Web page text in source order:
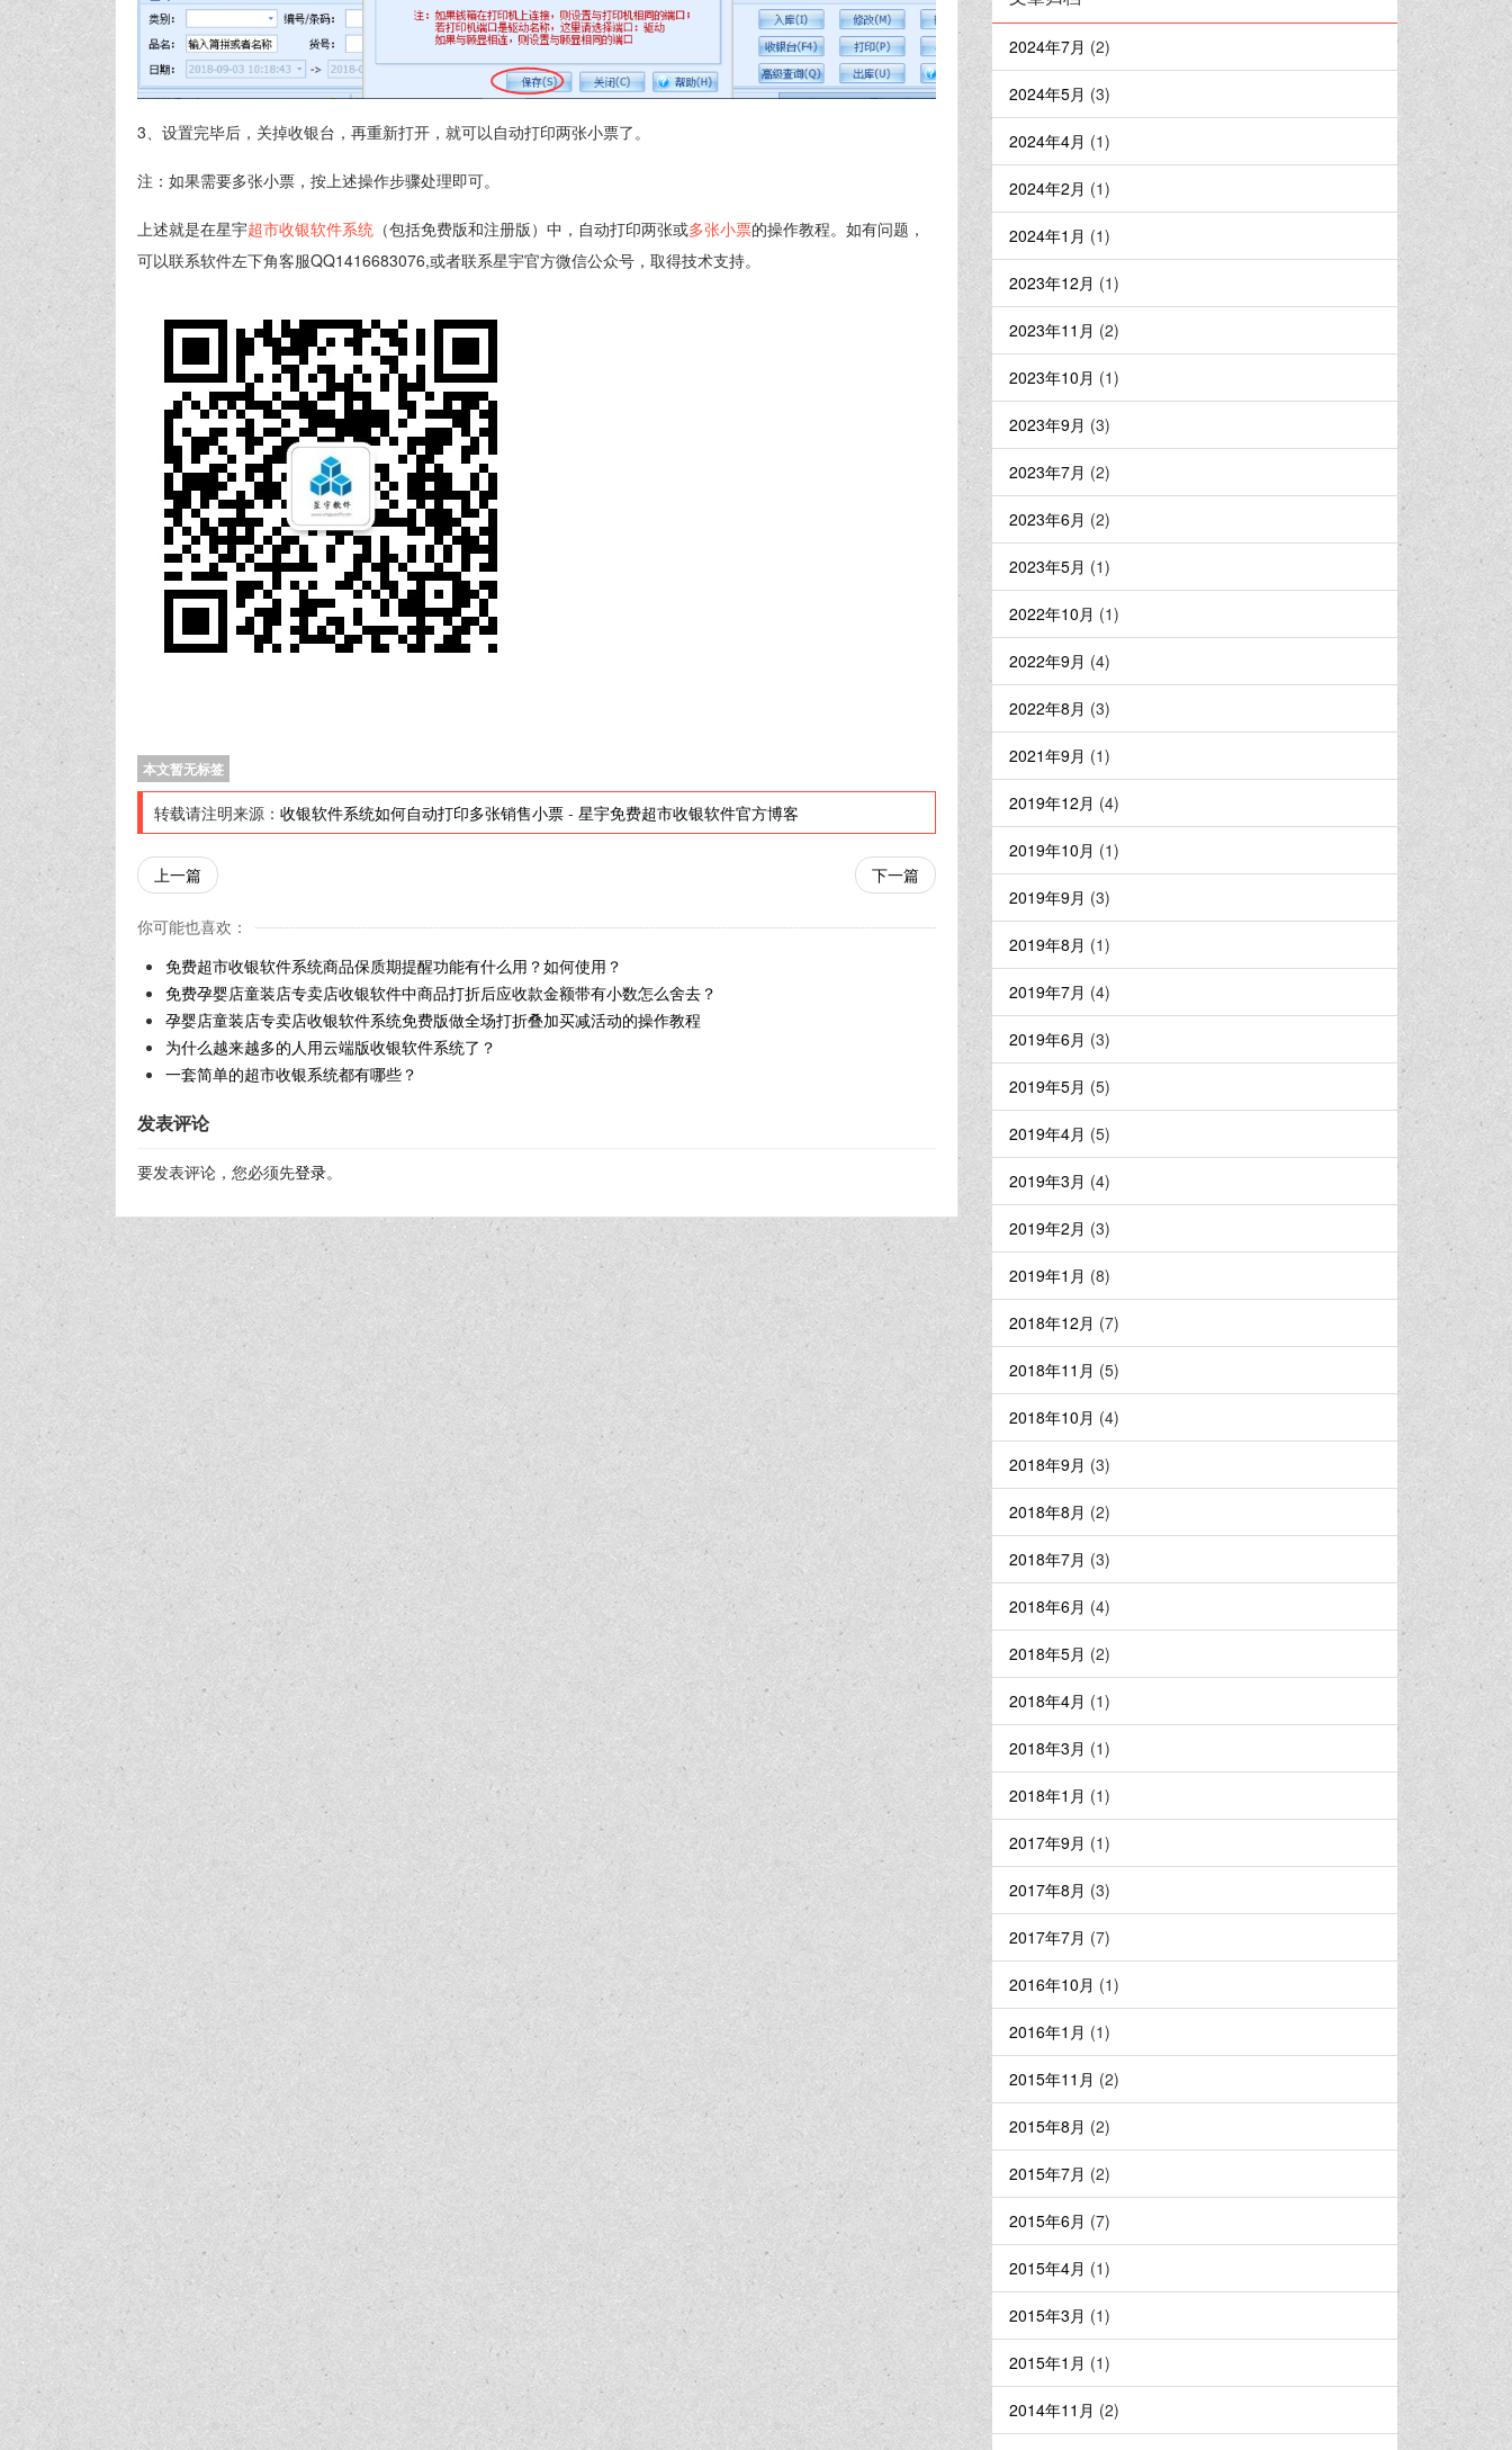
3、设置完毕后，关掉收银台，再重新打开，就可以自动打印两张小票了。
注：如果需要多张小票，按上述操作步骤处理即可。
上述就是在星宇超市收银软件系统 （包括免费版和注册版）中，自动打印两张或多张小票的操作教程。如有问题，
可以联系软件左下角客服QQ1416683076,或者联系星宇官方微信公众号，取得技术支持。
本文暂无标签
转载请注明来源： 收银软件系统如何自动打印多张销售小票 - 星宇免费超市收银软件官方博客
上一篇 下一篇
你可能也喜欢：
免费超市收银软件系统商品保质期提醒功能有什么用？如何使用？
免费孕婴店童装店专卖店收银软件中商品打折后应收款金额带有小数怎么舍去？
孕婴店童装店专卖店收银软件系统免费版做全场打折叠加买减活动的操作教程
为什么越来越多的人用云端版收银软件系统了？
一套简单的超市收银系统都有哪些？
发表评论
要发表评论，您必须先登录。
2024年7月 (2)
2024年5月 (3)
2024年4月 (1)
2024年2月 (1)
2024年1月 (1)
2023年12月 (1)
2023年11月 (2)
2023年10月 (1)
2023年9月 (3)
2023年7月 (2)
2023年6月 (2)
2023年5月 (1)
2022年10月 (1)
2022年9月 (4)
2022年8月 (3)
2021年9月 (1)
2019年12月 (4)
2019年10月 (1)
2019年9月 (3)
2019年8月 (1)
2019年7月 (4)
2019年6月 (3)
2019年5月 (5)
2019年4月 (5)
2019年3月 (4)
2019年2月 (3)
2019年1月 (8)
2018年12月 (7)
2018年11月 (5)
2018年10月 (4)
2018年9月 (3)
2018年8月 (2)
2018年7月 (3)
2018年6月 (4)
2018年5月 (2)
2018年4月 (1)
2018年3月 (1)
2018年1月 (1)
2017年9月 (1)
2017年8月 (3)
2017年7月 (7)
2016年10月 (1)
2016年1月 (1)
2015年11月 (2)
2015年8月 (2)
2015年7月 (2)
2015年6月 (7)
2015年4月 (1)
2015年3月 (1)
2015年1月 (1)
2014年11月 (2)